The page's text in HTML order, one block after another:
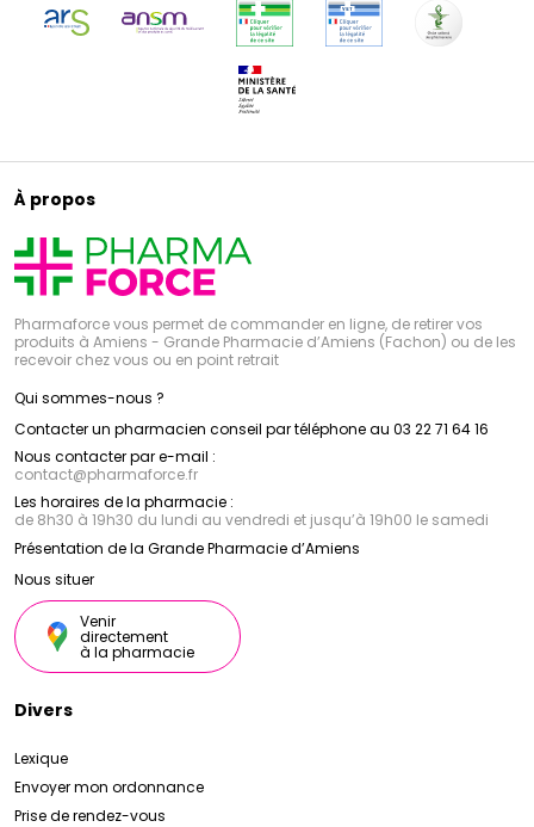
À propos
Pharmaforce vous permet de commander en ligne, de retirer vos
produits à Amiens - Grande Pharmacie d’Amiens (Fachon) ou de les
recevoir chez vous ou en point retrait
Qui sommes-nous ?
Contacter un pharmacien conseil par téléphone au 03 22 71 64 16
Nous contacter par e-mail :
contact@pharmaforce.fr
Les horaires de la pharmacie :
de 8h30 à 19h30 du lundi au vendredi et jusqu’à 19h00 le samedi
Présentation de la Grande Pharmacie d’Amiens
Nous situer
Venir
directement
à la pharmacie
Divers
Lexique
Envoyer mon ordonnance
Prise de rendez-vous